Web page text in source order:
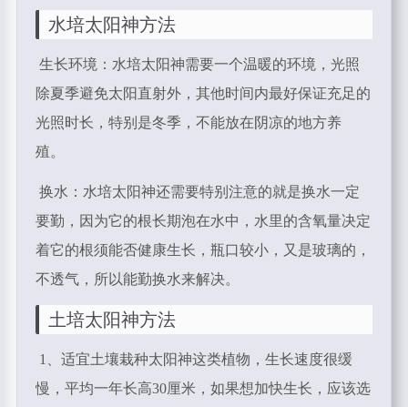
水培太阳神方法
生长环境：水培太阳神需要一个温暖的环境，光照
除夏季避免太阳直射外，其他时间内最好保证充足的
光照时长，特别是冬季，不能放在阴凉的地方养
殖。
换水：水培太阳神还需要特别注意的就是换水一定
要勤，因为它的根长期泡在水中，水里的含氧量决定
着它的根须能否健康生长，瓶口较小，又是玻璃的，
不透气，所以能勤换水来解决。
土培太阳神方法
1、适宜土壤栽种太阳神这类植物，生长速度很缓
慢，平均一年长高30厘米，如果想加快生长，应该选